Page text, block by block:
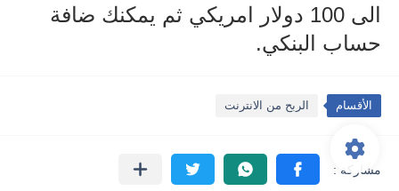
الى 100 دولار امريكي ثم يمكنك ضافة
حساب البنكي.
الأقسام الربح من الانترنت